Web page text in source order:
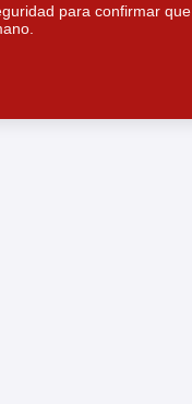
para confirmar que